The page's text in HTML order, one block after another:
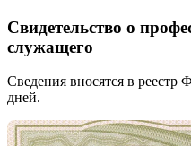
Свидетельство о
служащего
Сведения вносятся в
дней.